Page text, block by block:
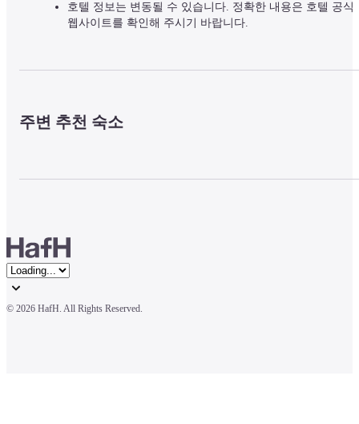
호텔 정보는 변동될 수 있습니다. 정확한 내용은 호텔 공식
웹사이트를 확인해 주시기 바랍니다.
주변 추천 숙소
© 2026 HafH. All Rights Reserved.